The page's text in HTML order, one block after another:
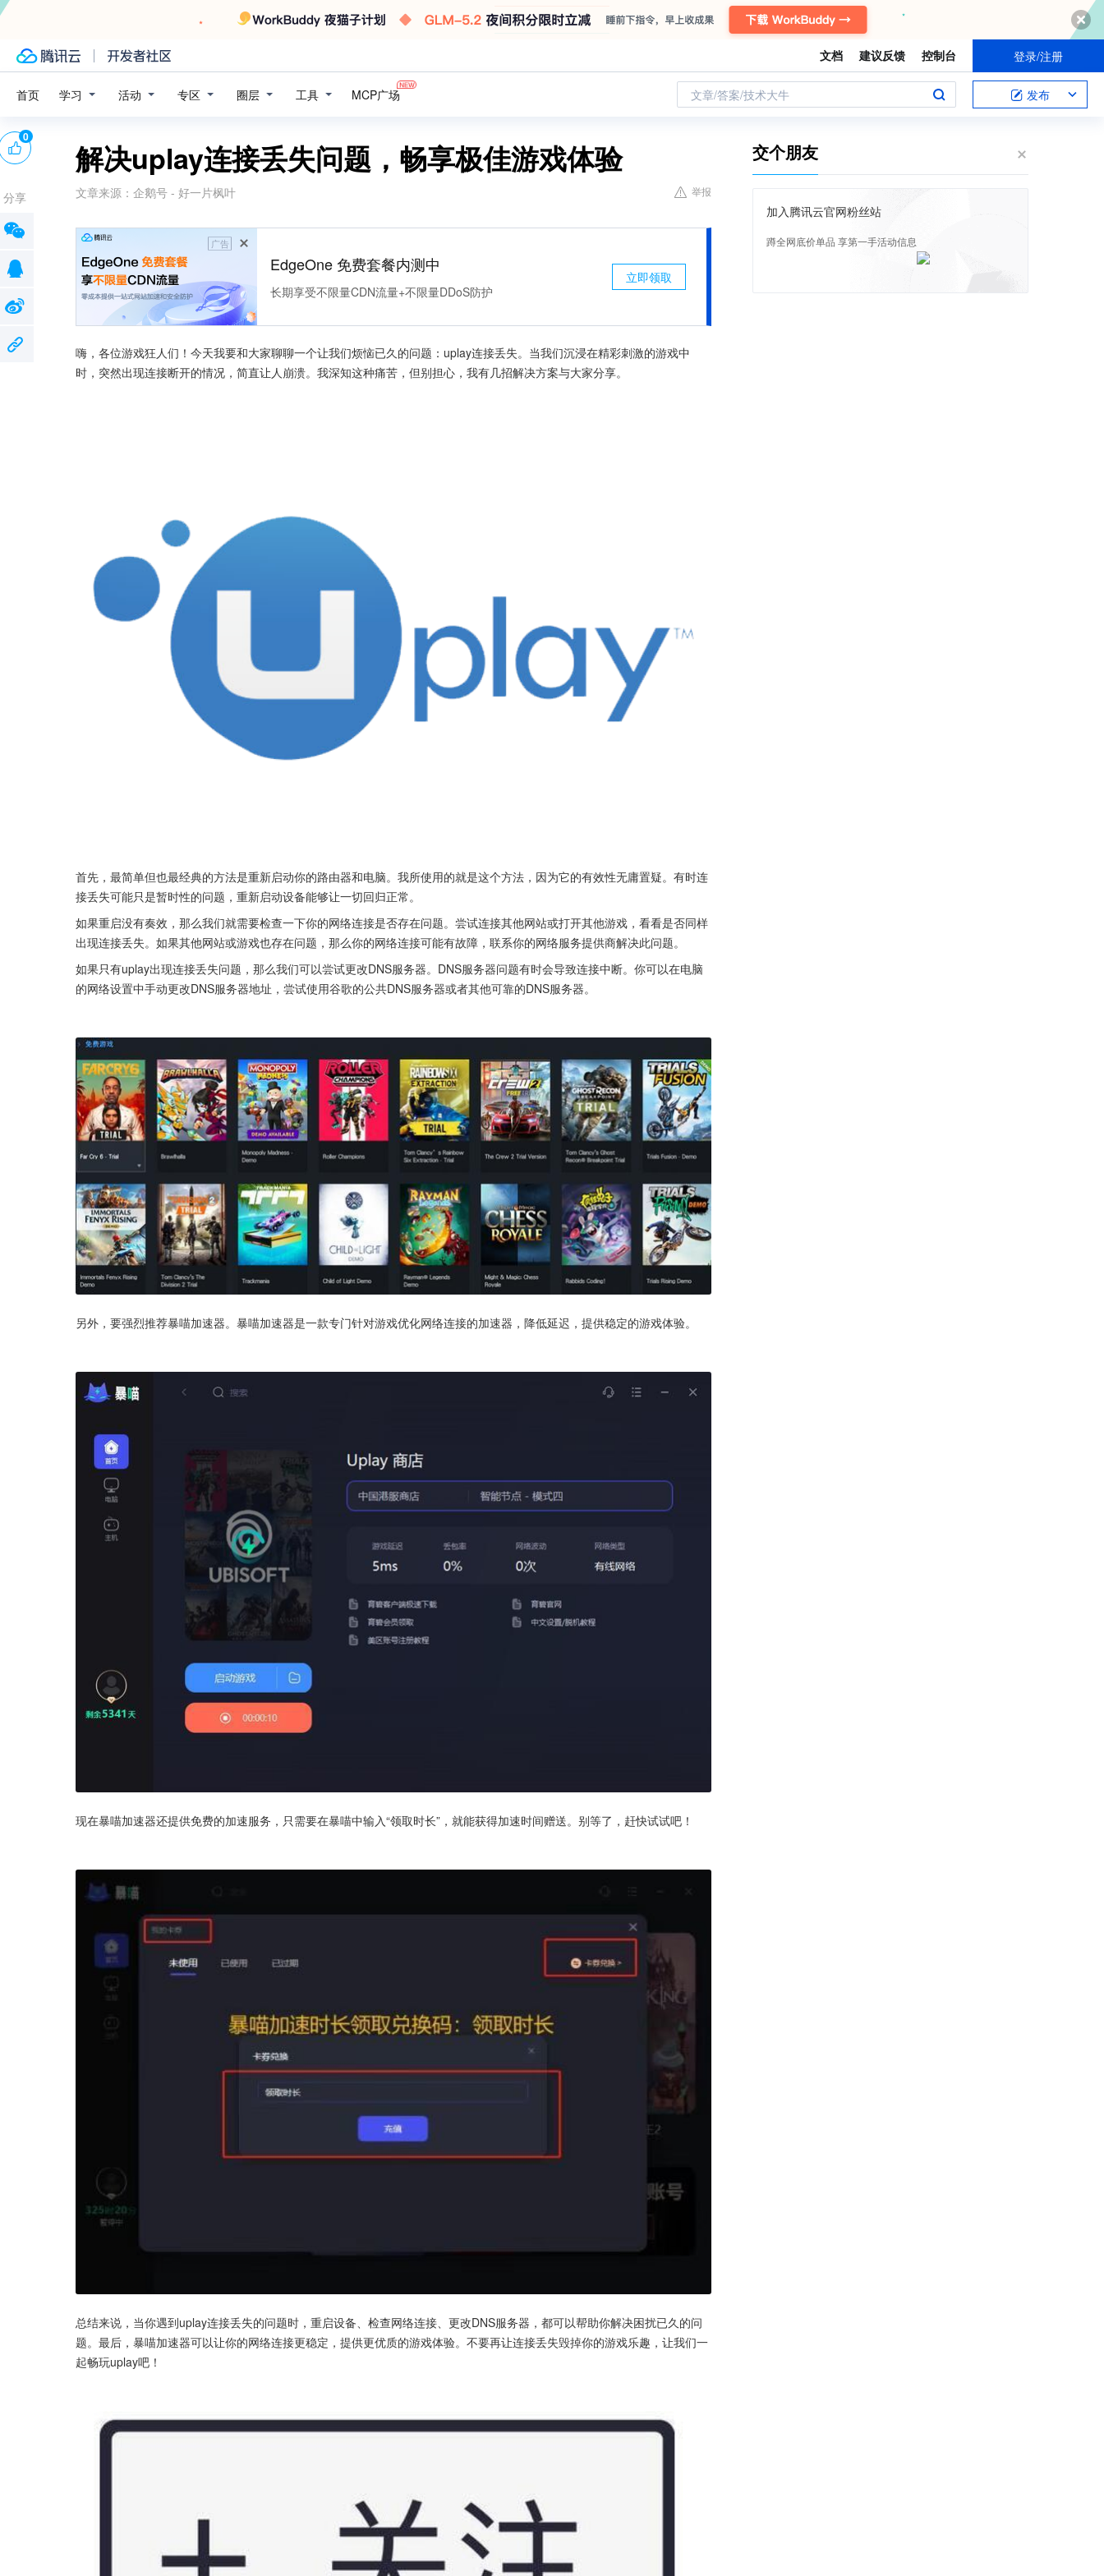
文档 建议反馈 控制台 登录/注册
首页 学习 活动 专区 圈层 工具 MCP广场 文章/答案/技术大牛 发布
解决uplay连接丢失问题，畅享极佳游戏体验
文章来源： 企鹅号 - 好一片枫叶 举报
广告
EdgeOne 免费套餐内测中
长期享受不限量CDN流量+不限量DDoS防护
立即领取
嗨，各位游戏狂人们！今天我要和大家聊聊一个让我们烦恼已久的问题：uplay连接丢失。当我们沉浸在精彩刺激的游戏中
时，突然出现连接断开的情况，简直让人崩溃。我深知这种痛苦，但别担心，我有几招解决方案与大家分享。
首先，最简单但也最经典的方法是重新启动你的路由器和电脑。我所使用的就是这个方法，因为它的有效性无庸置疑。有时连
接丢失可能只是暂时性的问题，重新启动设备能够让一切回归正常。
如果重启没有奏效，那么我们就需要检查一下你的网络连接是否存在问题。尝试连接其他网站或打开其他游戏，看看是否同样
出现连接丢失。如果其他网站或游戏也存在问题，那么你的网络连接可能有故障，联系你的网络服务提供商解决此问题。
如果只有uplay出现连接丢失问题，那么我们可以尝试更改DNS服务器。DNS服务器问题有时会导致连接中断。你可以在电脑
的网络设置中手动更改DNS服务器地址，尝试使用谷歌的公共DNS服务器或者其他可靠的DNS服务器。
另外，要强烈推荐暴喵加速器。暴喵加速器是一款专门针对游戏优化网络连接的加速器，降低延迟，提供稳定的游戏体验。
现在暴喵加速器还提供免费的加速服务，只需要在暴喵中输入“领取时长”，就能获得加速时间赠送。别等了，赶快试试吧！
总结来说，当你遇到uplay连接丢失的问题时，重启设备、检查网络连接、更改DNS服务器，都可以帮助你解决困扰已久的问
题。最后，暴喵加速器可以让你的网络连接更稳定，提供更优质的游戏体验。不要再让连接丢失毁掉你的游戏乐趣，让我们一
起畅玩uplay吧！
0
分享
交个朋友
加入腾讯云官网粉丝站
蹲全网底价单品 享第一手活动信息